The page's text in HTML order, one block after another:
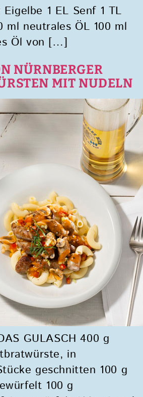
Eigelbe 1 EL Senf 1 TL
ml neutrales ÖL 100 ml
Öl von […]
NÜRNBERGER
MIT NUDELN
GULASCH 400 g
in
geschnitten 100 g
100 g